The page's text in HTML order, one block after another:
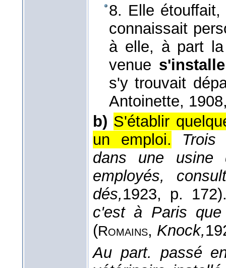
8. Elle
connaissait
à elle, à part la
venue
s'y trouvait
Antoinette, 1908
b) S'établir
un emploi.
Trois
dans une usine
employés,
dés,1923, p.
c'est à Paris
(Romains, Knock,
Au part. passé